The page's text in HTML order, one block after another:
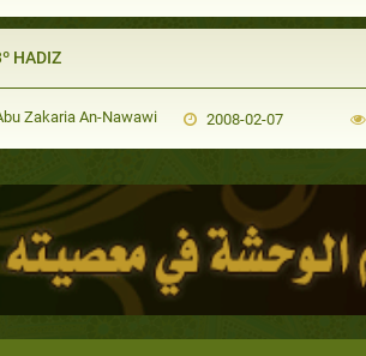
HADIZ
Zakaria An-Nawawi 2008-02-07